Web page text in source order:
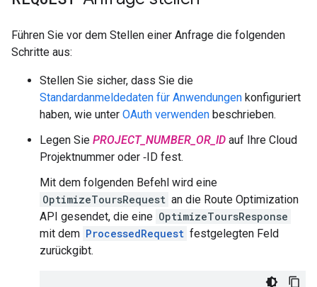
Führen Sie vor dem Stellen einer Anfrage die folgenden
Schritte aus:
Stellen Sie sicher, dass Sie die
Standardanmeldedaten für Anwendungen konfiguriert
haben, wie unter OAuth verwenden beschrieben.
Legen Sie PROJECT_NUMBER_OR_ID auf Ihre Cloud
Projektnummer oder ‑ID fest.
Mit dem folgenden Befehl wird eine
OptimizeToursRequest an die Route Optimization
API gesendet, die eine OptimizeToursResponse
mit dem ProcessedRequest festgelegten Feld
zurückgibt.